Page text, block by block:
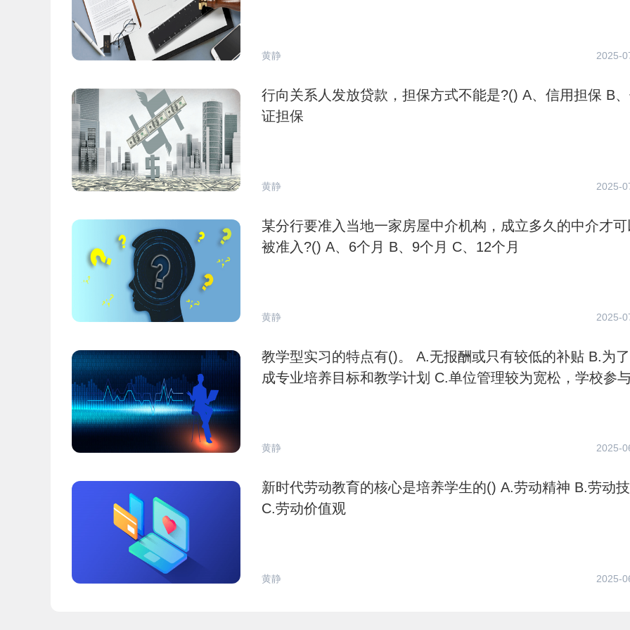
黄静 2025-
行向关系人发放贷款，担保方式不能是?() A、信用担保 B、保
证担保
黄静 2025-
某分行要准入当地一家房屋中介机构，成立多久的中介才可
被准入?() A、6个月 B、9个月 C、12个月
黄静 2025-
教学型实习的特点有()。 A.无报酬或只有较低的补贴 B.为了完
成专业培养目标和教学计划 C.单位管理较为宽松，学校参与度
黄静 2025-
新时代劳动教育的核心是培养学生的() A.劳动精神 B.劳动技能
C.劳动价值观
黄静 2025-